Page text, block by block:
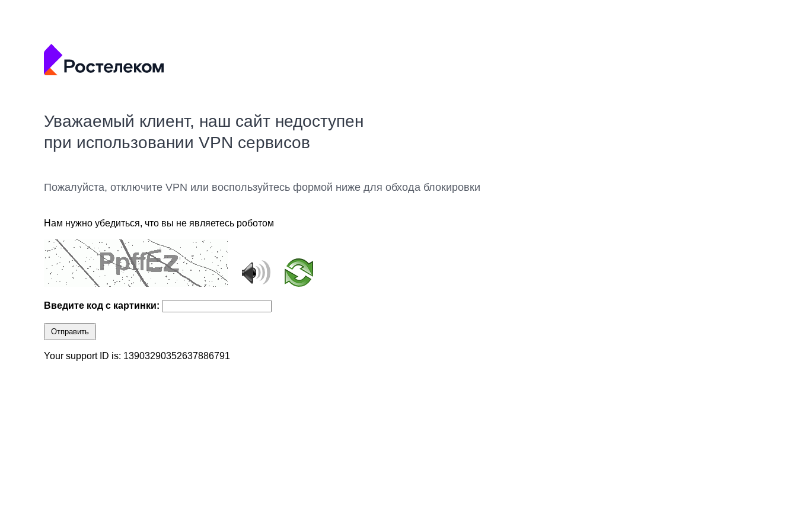
Уважаемый клиент, наш сайт недоступен
при использовании VPN сервисов
Пожалуйста, отключите VPN или воспользуйтесь формой ниже для обхода блокировки
Нам нужно убедиться, что вы не являетесь роботом
Введите код с картинки:
Отправить
Your support ID is: 13903290352637886791